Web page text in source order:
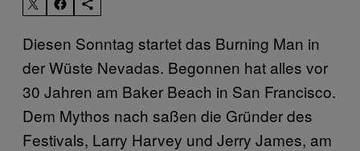
Diesen Sonntag startet das Burning Man in
der Wüste Nevadas. Begonnen hat alles vor
30 Jahren am Baker Beach in San Francisco.
Dem Mythos nach saßen die Gründer des
Festivals, Larry Harvey und Jerry James, am